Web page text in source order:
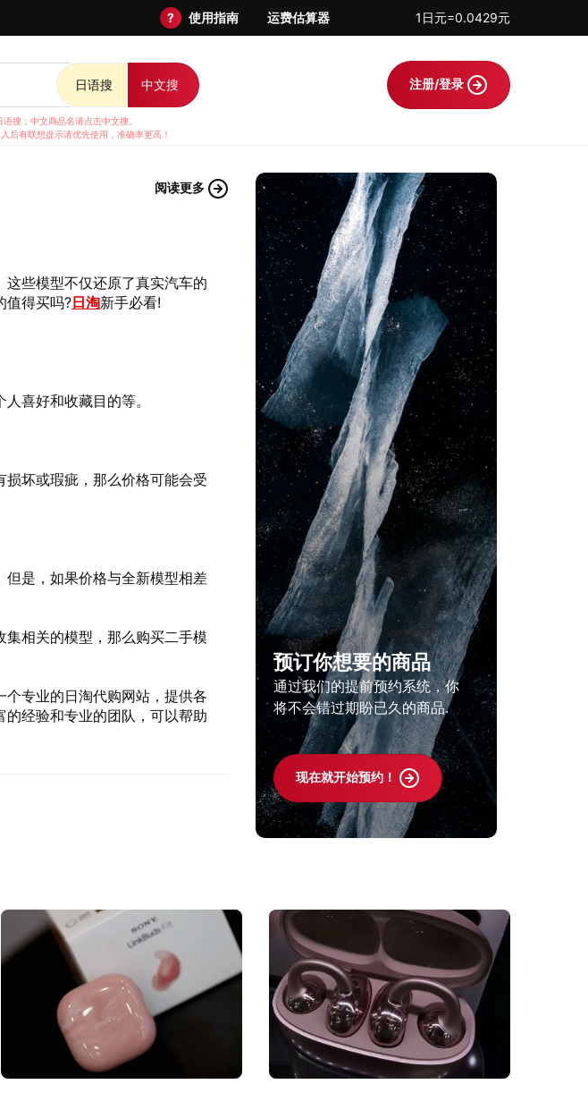
? 使用指南 运费估算器 1日元=0.0429元
日语搜 中文搜
搜；中文商品名请点击中文搜。
后有联想提示请优先使用，准确率更高！
注册/登录
阅读更多
些模型不仅还原了真实汽车的
值得买吗?日淘新手必看!
喜好和收藏目的等。
坏或瑕疵，那么价格可能会受
是，如果价格与全新模型相差
相关的模型，那么购买二手模
个专业的日淘代购网站，提供各
经验和专业的团队，可以帮助
预订你想要的商品
通过我们的提前预约系统，你
将不会错过期盼已久的商品.
现在就开始预约！